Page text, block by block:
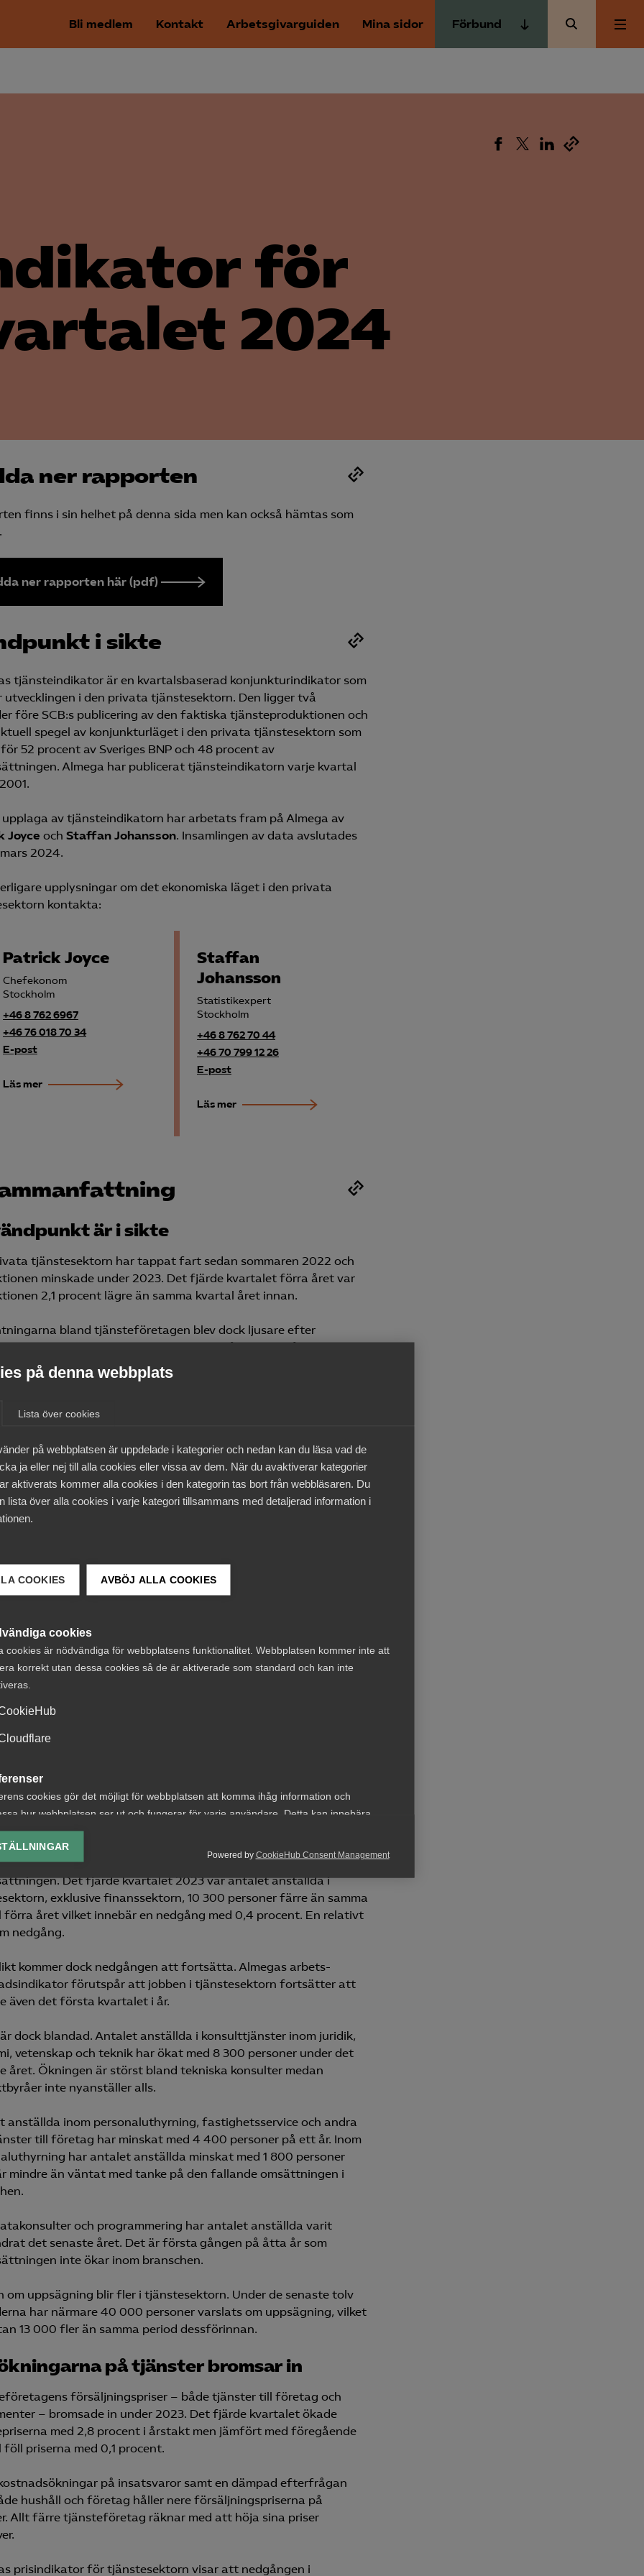
på denna webbplats
Lista över cookies
på webbplatsen är uppdelade i kategorier och nedan kan du läsa vad de
ja eller nej till alla cookies eller vissa av dem. När du avaktiverar kategorier
aktiverats kommer alla cookies i den kategorin tas bort från webbläsaren. Du
lista över alla cookies i varje kategori tillsammans med detaljerad information i
COOKIES AVBÖJ ALLA COOKIES
cookies
cookies är nödvändiga för webbplatsens funktionalitet. Webbplatsen kommer inte att
korrekt utan dessa cookies så de är aktiverade som standard och kan inte
cookies gör det möjligt för webbplatsen att komma ihåg information och
hur webbplatsen ser ut och fungerar för varje användare. Detta kan innebära
av vald valuta, region, språk eller färgschema.
cookies
hjälper oss förbättra webbplatsen genom att samla och rapportera
om hur den används.
Google Analytics
cookies
relevanta och engagerande annonser.
Ads
Meta Pixel
Insight
Ads
Powered by CookieHub Consent Management
Bli medlem Kontakt Arbetsgivarguiden Mina sidor Förbund
Innovations­företagen
Bli medlem
för
2024
ner rapporten
finns i sin helhet på denna sida men kan också hämtas som
ner rapporten här (pdf)
i sikte
tjänsteindikator är en kvartalsbaserad konjunkturindikator som
utvecklingen i den privata tjänstesektorn. Den ligger två
före SCB:s publicering av den faktiska tjänsteproduktionen och
spegel av konjunkturläget i den privata tjänstesektorn som
52 procent av Sveriges BNP och 48 procent av
Almega har publicerat tjänsteindikatorn varje kvartal
upplaga av tjänsteindikatorn har arbetats fram på Almega av
Joyce och Staffan Johansson. Insamlingen av data avslutades
2024.
upplysningar om det ekonomiska läget i den privata
kontakta:
Patrick Joyce
Chefekonom
Stockholm
+46 8 762 6967
+46 76 018 70 34
E-post
Läs mer
Staffan
Johansson
Statistikexpert
Stockholm
+46 8 762 70 44
+46 70 799 12 26
E-post
Läs mer
är i sikte
tjänstesektorn har tappat fart sedan sommaren 2022 och
minskade under 2023. Det fjärde kvartalet förra året var
2,1 procent lägre än samma kvartal året innan.
bland tjänsteföretagen blev dock ljusare efter
och Almegas tjänsteindikator förutspår att nedgången
att plana ut det första kvartalet i år och kan komma att vända
senare.
inom juridik, ekonomi, vetenskap och teknik fortsatte att
Genomsnittet döljer dock stora skillnader mellan olika
Stora industriinvesteringar och högt anläggningsbyggande
uppe efterfrågan på tekniska konsulter och industrikonsulter.
har halveringen av bostadsbyggandet drabbat
hårt.
var produk­tionen inom branschen 4,2 procent lägre än ett år
vacklande konjunkturen växte bemanningsbranschen växte
en bit in i 2023 men därefter har branschen bromsat in snabbt.
inom bemanningsbranschen var det fjärde kvartalet förra
procent lägre i fasta priser än året innan.
januari och februari i år var konkurserna inom tjänstesektorn 44
små företag. I genomsnitt berör en konkurs inom tjänstesektorn
jobb i tjänstesektorn
i tjänstekonjunkturen har slagit igenom på
Det fjärde kvartalet 2023 var antalet anställda i
exklusive finanssektorn, 10 300 personer färre än samma
förra året vilket innebär en nedgång med 0,4 procent. En relativt
nedgång.
kommer dock nedgången att fortsätta. Almegas arbets­
förutspår att jobben i tjänstesektorn fortsätter att
även det första kvartalet i år.
dock blandad. Antalet anställda i konsulttjänster inom juridik,
vetenskap och teknik har ökat med 8 300 personer under det
året. Ökningen är störst bland tekniska konsulter medan
inte nyanställer alls.
anställda inom personaluthyrning, fastighetsservice och andra
till företag har minskat med 4 400 personer på ett år. Inom
har antalet anställda minskat med 1 800 personer
mindre än väntat med tanke på den fallande omsättningen i
och programmering har antalet anställda varit
det senaste året. Det är första gången på åtta år som
inte ökar inom branschen.
om uppsägning blir fler i tjänstesektorn. Under de senaste tolv
har närmare 40 000 personer varslats om uppsägning, vilket
13 000 fler än samma period dessförinnan.
på tjänster bromsar in
försäljningspriser – både tjänster till företag och
– bromsade in under 2023. Det fjärde kvartalet ökade
med 2,8 procent i årstakt men jämfört med föregående
föll priserna med 0,1 procent.
på insatsvaror samt en dämpad efterfrågan
hushåll och företag håller nere försäljningspriserna på
Allt färre tjänsteföretag räknar med att höja sina priser
prisindikator för tjänstesektorn visar att nedgången i